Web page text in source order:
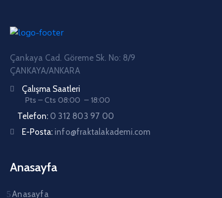
Çankaya Cad. Göreme Sk. No: 8/9
ÇANKAYA/ANKARA
Çalışma Saatleri
Pts – Cts 08:00 – 18:00
Telefon: 0 312 803 97 00
E-Posta: info@fraktalakademi.com
Anasayfa
Anasayfa